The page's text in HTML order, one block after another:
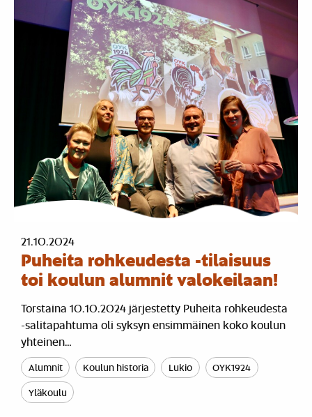
21.10.2024
Puheita rohkeudesta -tilaisuus
toi koulun alumnit valokeilaan!
Torstaina 10.10.2024 järjestetty Puheita rohkeudesta
-salitapahtuma oli syksyn ensimmäinen koko koulun
yhteinen…
Alumnit Koulun historia Lukio
OYK1924
Yläkoulu